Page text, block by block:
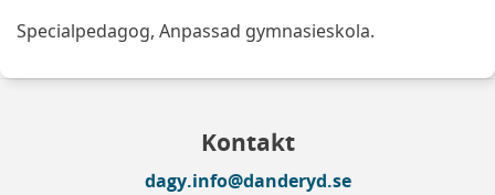
Specialpedagog, Anpassad gymnasieskola.
Kontakt
dagy.info@danderyd.se